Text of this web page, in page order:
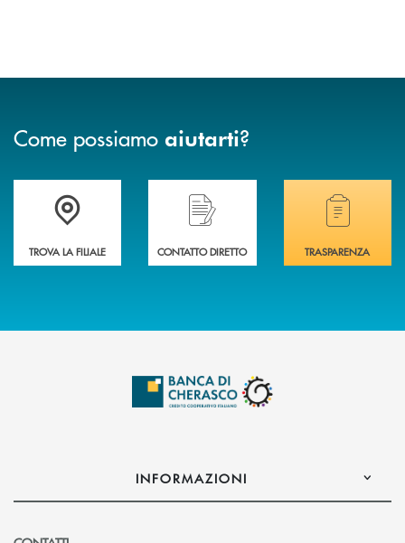
Come possiamo aiutarti?
Accedi all' elenco completo delle filiali .
TROVA LA FILIALE
Hai bisogno di assistenza immediata?
CONTATTO DIRETTO
Hai bisogno di
TRASPARENZA
INFORMAZIONI